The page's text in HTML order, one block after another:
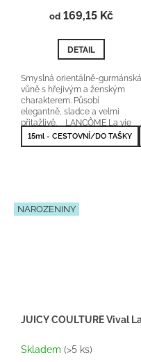
je
z
5
od 169,15 Kč
DETAIL
Smyslná orientálně-gurmánská
vůně s hřejivým a ženským
charakterem. Působí
elegantně, sladce a velmi
přitažlivě. LANCÔME La vie
est belle...
15ml - CESTOVNÍ/DO TAŠKY
NAROZENINY
JUICY COULTURE Vival
Skladem (>5 ks)